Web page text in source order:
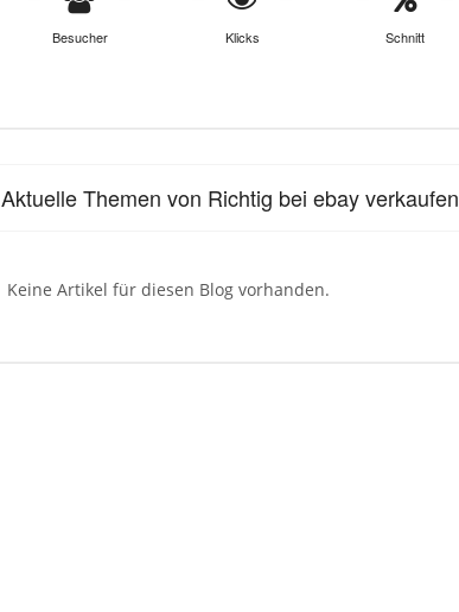
Besucher Klicks Schnitt
Aktuelle Themen von Richtig bei ebay verkaufen
Keine Artikel für diesen Blog vorhanden.